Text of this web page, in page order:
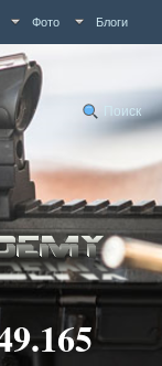
Фото Блоги
Поиск